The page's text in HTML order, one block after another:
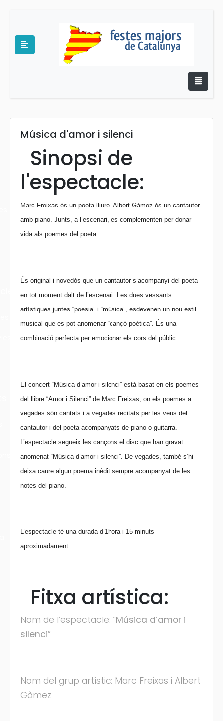
Música d'amor i silenci
Sinopsi de
l'espectacle:
Marc Freixas és un poeta lliure. Albert Gàmez és un cantautor
amb piano. Junts, a l’escenari, es complementen per donar
vida als poemes del poeta.
És original i novedós que un cantautor s’acompanyi del poeta
en tot moment dalt de l’escenari. Les dues vessants
artístiques juntes “poesia” i “música”, esdevenen un nou estil
musical que es pot anomenar “cançó poètica”. És una
combinació perfecta per emocionar els cors del públic.
El concert “Música d’amor i silenci” està basat en els poemes
del llibre “Amor i Silenci” de Marc Freixas, on els poemes a
vegades són cantats i a vegades recitats per les veus del
cantautor i del poeta acompanyats de piano o guitarra.
L’espectacle segueix les cançons el disc que han gravat
anomenat “Música d’amor i silenci”. De vegades, també s’hi
deixa caure algun poema inèdit sempre acompanyat de les
notes del piano.
L’espectacle té una durada d’1hora i 15 minuts
aproximadament.
Fitxa artística:
Nom de l’espectacle: “Música d’amor i
silenci”
Nom del grup artístic: Marc Freixas i Albert
Gàmez